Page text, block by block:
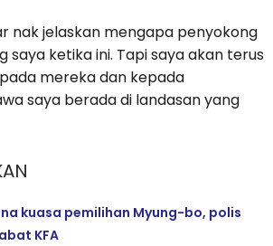
nak jelaskan mengapa penyokong
saya ketika ini. Tapi saya akan terus
mereka dan kepada
saya berada di landasan yang
kuasa pemilihan Myung-bo, polis
KFA